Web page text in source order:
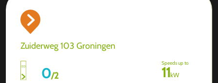
Zuiderweg 103 Groningen
0/2
Speeds up to
11kW